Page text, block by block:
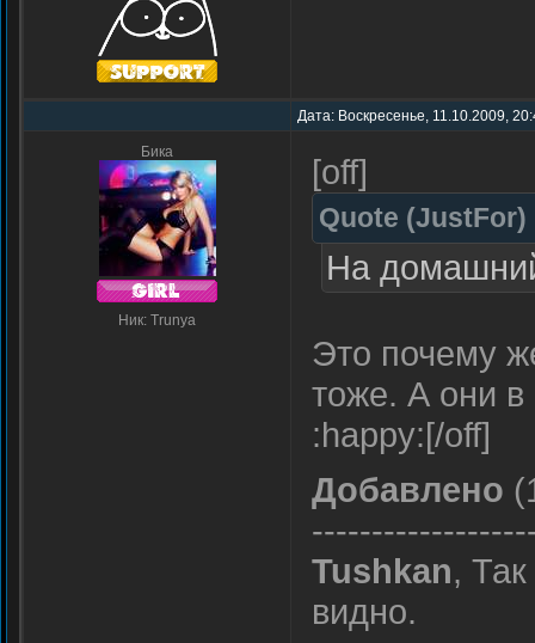
Дата: Воскресенье, 11.10.2009,
Бика
Ник: Trunya
[off]
Quote (JustFor)
На
Это почему
тоже. А они
:happy:[/off]
Добавлено
Tushkan,
видно.